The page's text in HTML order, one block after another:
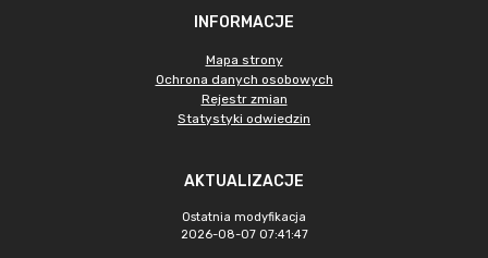
INFORMACJE
Mapa strony
Ochrona danych osobowych
Rejestr zmian
Statystyki odwiedzin
AKTUALIZACJE
Ostatnia modyfikacja
2026-08-07 07:41:47